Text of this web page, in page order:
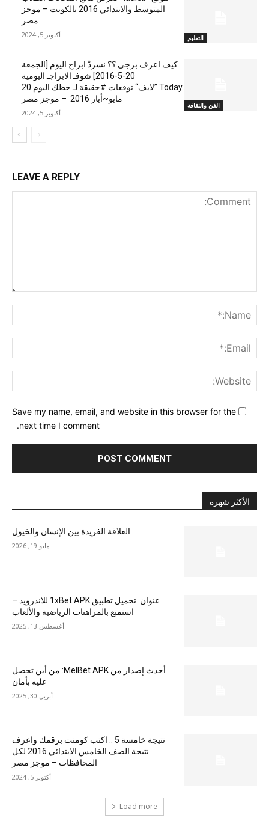
التعليم
المتوسط والابتدائي 2016 بالكويت – موجز
مصر
أكتوبر 5, 2024
الفن والثقافة
كيف اعرف برجي ؟؟ نسردْ ابراج اليوم [الجمعة
20-5-2016] شوفـ الابراجـ اليومية
Today ”لايف“ توقعات #حقيقة لـ حظك اليوم 20
مايو~أيار 2016 – موجز مصر
أكتوبر 5, 2024
LEAVE A REPLY
Save my name, email, and website in this browser for the
next time I comment.
الأكثر شهرة
العلاقة الفريدة بين الإنسان والخيول
مايو 19, 2026
عنوان: تحميل تطبيق 1xBet APK للاندرويد –
استمتع بالمراهنات الرياضية والألعاب
أغسطس 13, 2025
أحدث إصدار من MelBet APK: من أين تحصل
عليه بأمان
أبريل 30, 2025
نتيجة خامسة 5 .. اكتب كومنت برقمك واعرف
نتيجة الصف الخامس الابتدائي 2016 لكل
المحافظات – موجز مصر
أكتوبر 5, 2024
Load more